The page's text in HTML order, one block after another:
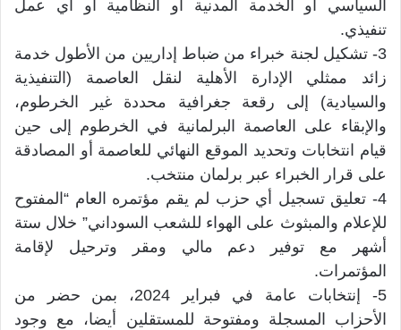
السياسي أو الخدمة المدنية أو النظامية أو أي عمل
تنفيذي.
3- تشكيل لجنة خبراء من ضباط إداريين من الأطول خدمة
زائد ممثلي الإدارة الأهلية لنقل العاصمة (التنفيذية
والسيادية) إلى رقعة جغرافية محددة غير الخرطوم،
والإبقاء على العاصمة البرلمانية في الخرطوم إلى حين
قيام انتخابات وتحديد الموقع النهائي للعاصمة أو المصادقة
على قرار الخبراء عبر برلمان منتخب.
4- تعليق تسجيل أي حزب لم يقم مؤتمره العام “المفتوح
للإعلام والمبثوث على الهواء للشعب السوداني” خلال ستة
أشهر مع توفير دعم مالي ومقر وترحيل لإقامة
المؤتمرات.
5- إنتخابات عامة في فبراير 2024، بمن حضر من
الأحزاب المسجلة ومفتوحة للمستقلين أيضا، مع وجود